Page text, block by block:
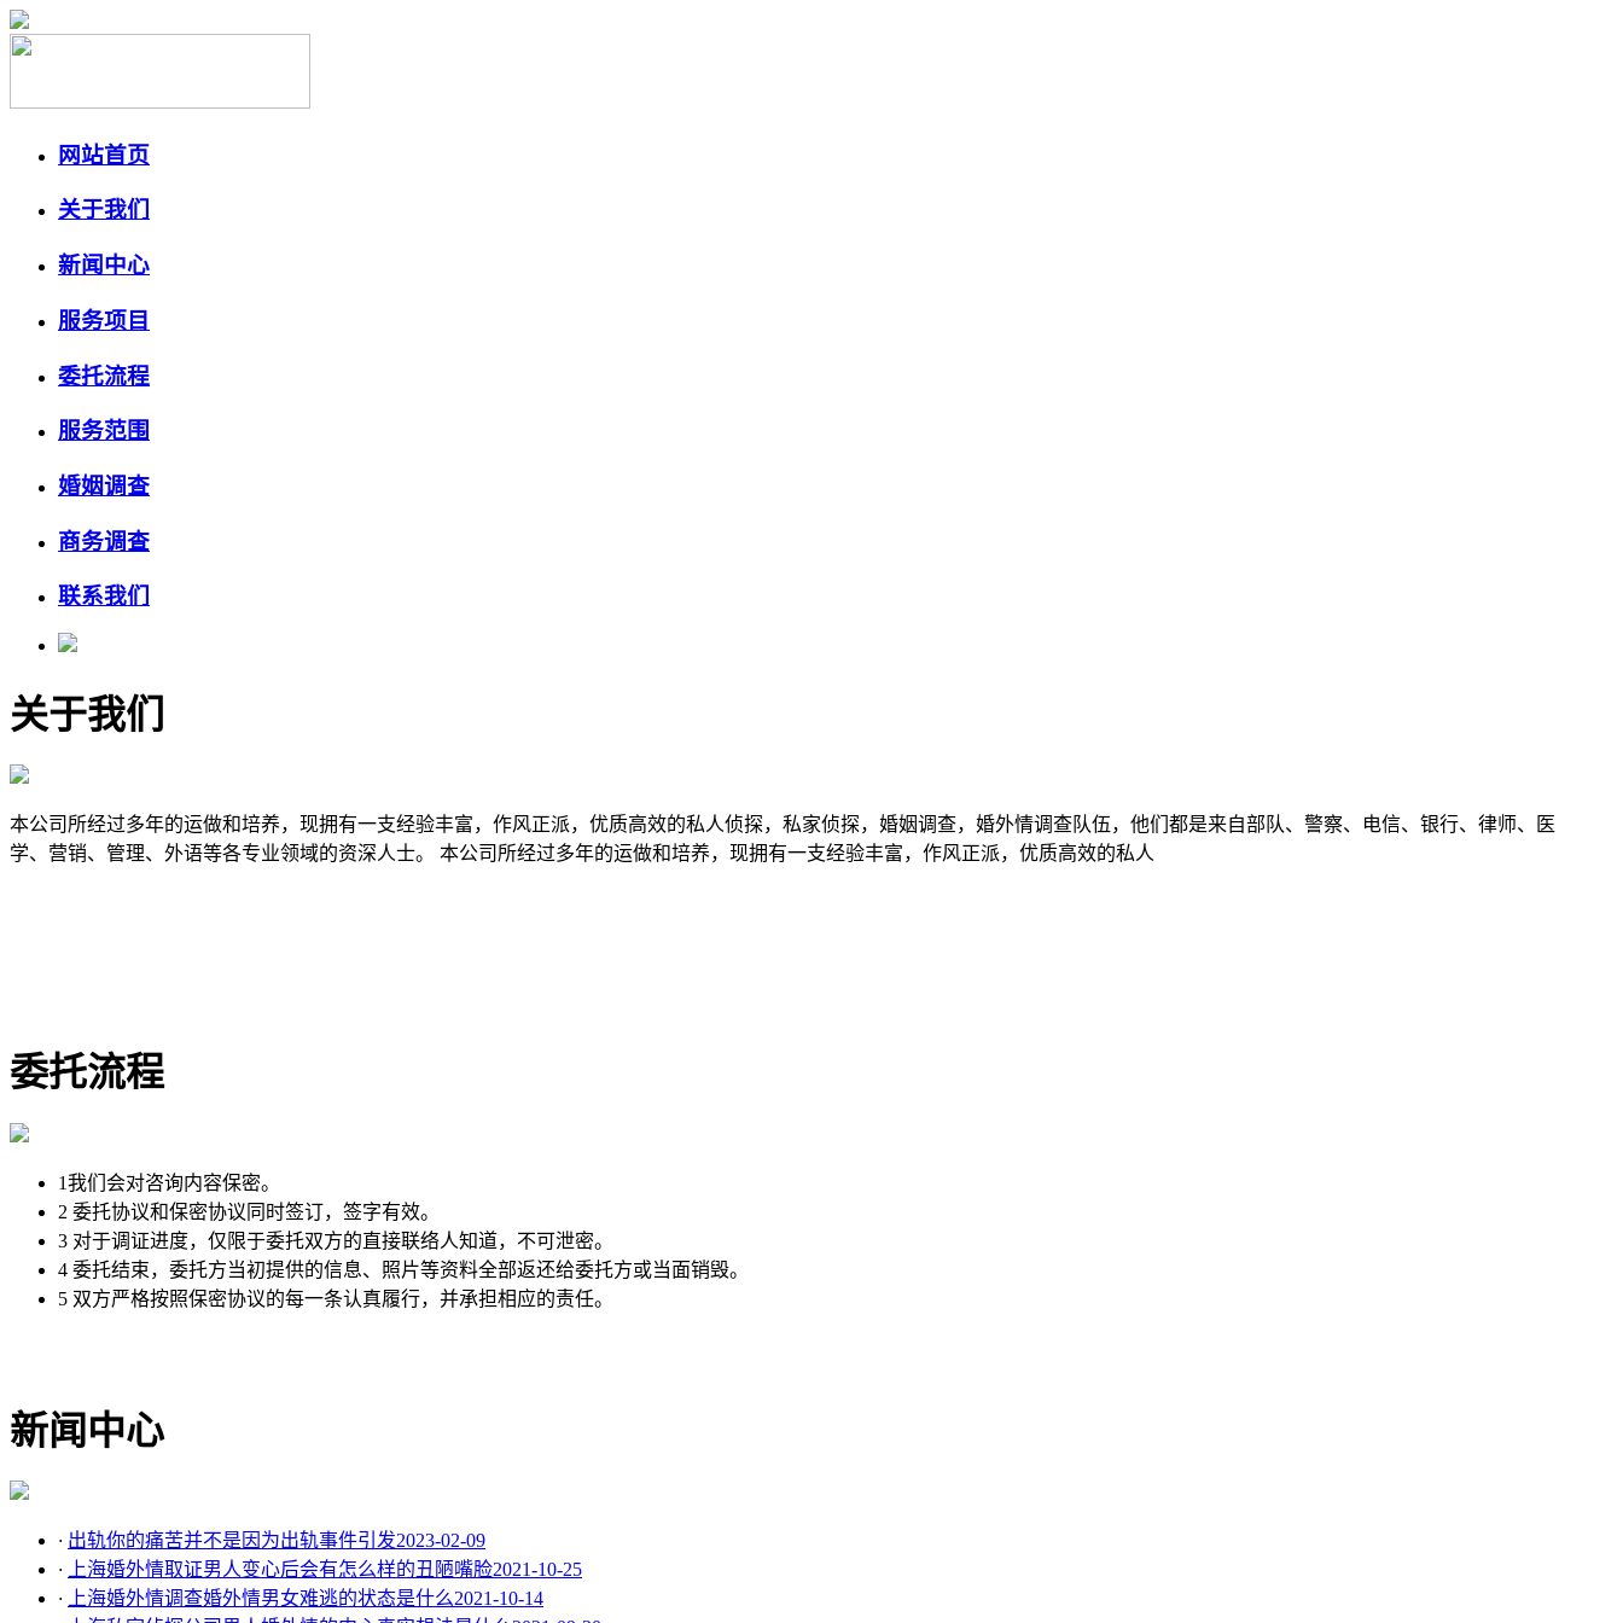
网站首页
关于我们
新闻中心
服务项目
委托流程
服务范围
婚姻调查
商务调查
联系我们
关于我们
本公司所经过多年的运做和培养，现拥有一支经验丰富，作风正派，优质高效的私人侦探，私家侦探，婚姻调查，婚外情调查队伍，他们都是来自部队、警察、电信、银行、律师、医
学、营销、管理、外语等各专业领域的资深人士。 本公司所经过多年的运做和培养，现拥有一支经验丰富，作风正派，优质高效的私人
委托流程
1我们会对咨询内容保密。
2 委托协议和保密协议同时签订，签字有效。
3 对于调证进度，仅限于委托双方的直接联络人知道，不可泄密。
4 委托结束，委托方当初提供的信息、照片等资料全部返还给委托方或当面销毁。
5 双方严格按照保密协议的每一条认真履行，并承担相应的责任。
新闻中心
· 出轨你的痛苦并不是因为出轨事件引发2023-02-09
·
上海婚外情取证男人变心后会有怎么样的丑陋嘴脸2021-10-25
·
上海婚外情调查婚外情男女难逃的状态是什么2021-10-14